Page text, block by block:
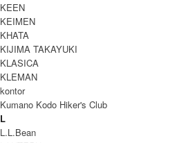
PUMA(プーマ) T7 TRACK BLOUSON
COODINATE
DETAIL
KEEN
KEIMEN
KHATA
KIJIMA TAKAYUKI
KLASICA
KLEMAN
kontor
Kumano Kodo Hiker's Club
L
L.L.Bean